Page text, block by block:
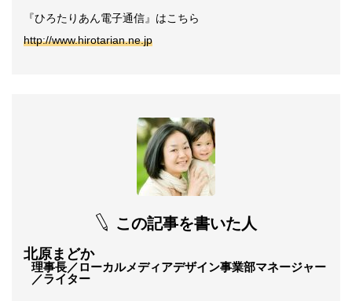
『ひろたりあん電子通信』はこちら
http://www.hirotarian.ne.jp
この記事を書いた人
北原まどか
理事長／ローカルメディアデザイン事業部マネージャー
／ライター